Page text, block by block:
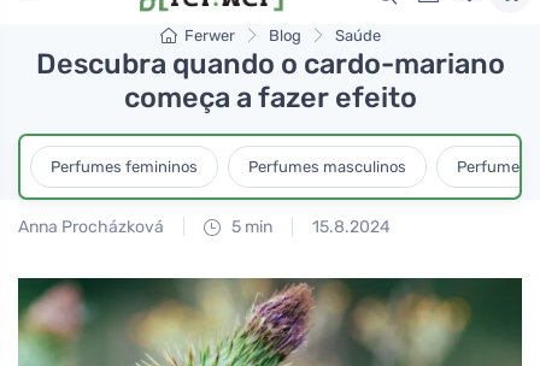
Ferwer Blog Saúde
Descubra quando o cardo-mariano
começa a fazer efeito
Perfumes femininos Perfumes masculinos Perfumes
Anna Procházková 5 min 15.8.2024